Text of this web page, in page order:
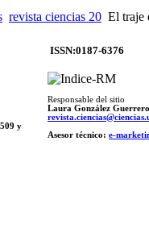
revista ciencias 20 El traje
y
ISSN:0187-6376
Responsable del sitio
Laura González Guerrero
Asesor técnico: e-